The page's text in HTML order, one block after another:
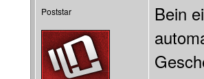
Poststar
Bein